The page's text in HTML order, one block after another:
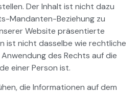
Der Inhalt ist nicht dazu
Mandanten-Beziehung zu
Website präsentierte
ist nicht dasselbe wie rechtliche
des Rechts auf die
einer Person ist.
die Informationen auf dem